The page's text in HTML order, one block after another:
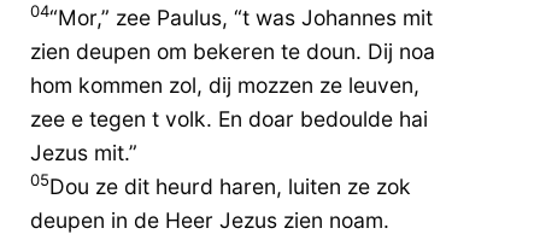
04“Mor,” zee Paulus, “t was Johannes mit
zien deupen om bekeren te doun. Dij noa
hom kommen zol, dij mozzen ze leuven,
zee e tegen t volk. En doar bedoulde hai
Jezus mit.”
05Dou ze dit heurd haren, luiten ze zok
deupen in de Heer Jezus zien noam.